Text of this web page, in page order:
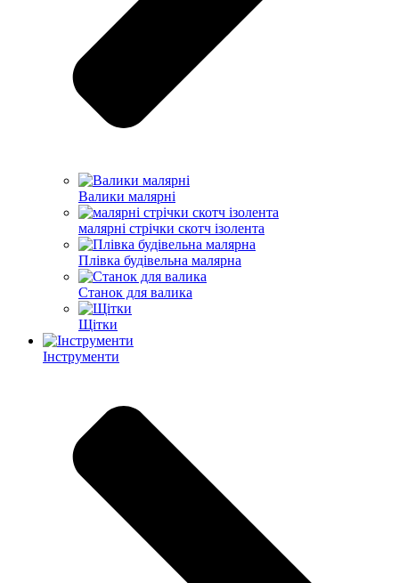
Валики малярні
малярні стрічки скотч ізолента
Плівка будівельна малярна
Станок для валика
Щітки
Інструменти